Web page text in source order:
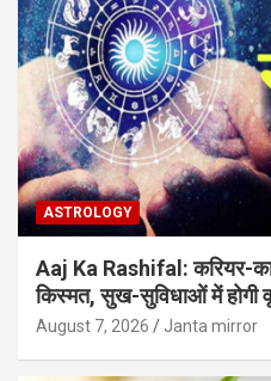
ASTROLOGY
Aaj Ka Rashifal: करियर-
किस्मत, सुख-सुविधाओं में होगी
August 7, 2026 Janta mirror